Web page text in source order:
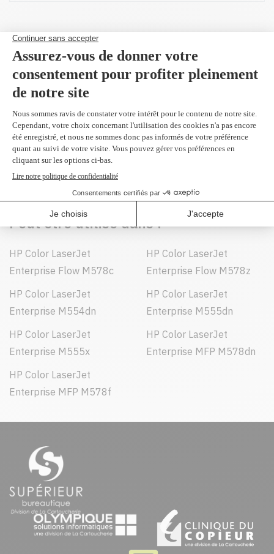
Produit(s) alternatif(s)
Réusiné supérieur en
remplacement du
cyan 4,500 pages
249,99 $ (2 et plus
227,30 $)
Peut être utilisé dans :
HP Color LaserJet
Enterprise Flow M578c
HP Color LaserJet
Enterprise Flow M578z
HP Color LaserJet
Enterprise M554dn
HP Color LaserJet
Enterprise M555dn
HP Color LaserJet
Enterprise M555x
HP Color LaserJet
Enterprise MFP M578dn
HP Color LaserJet
Enterprise MFP M578f